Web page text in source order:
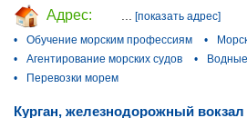
Адрес:
[показать адрес]
•
Обучение морским профессиям •
•
Агентирование морских судов •
Водные
•
Перевозки морем
Курган, железнодорожный вокзал